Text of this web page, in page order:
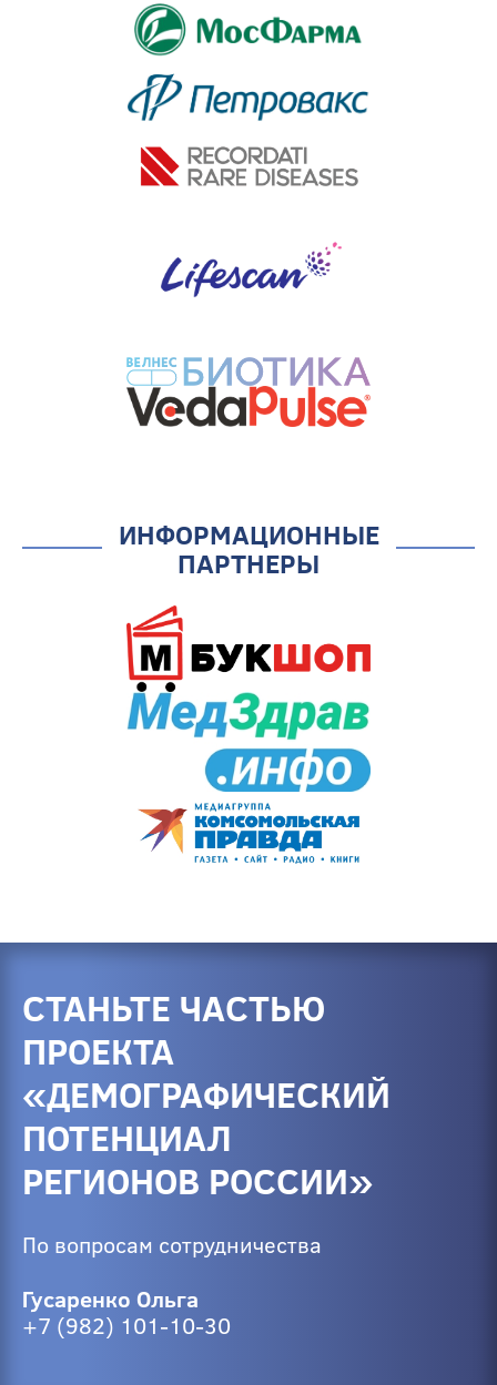
ИНФОРМАЦИОННЫЕ
ПАРТНЕРЫ
СТАНЬТЕ ЧАСТЬЮ
ПРОЕКТА
«ДЕМОГРАФИЧЕСКИЙ
ПОТЕНЦИАЛ
РЕГИОНОВ РОССИИ»
По вопросам сотрудничества
Гусаренко Ольга
+7 (982) 101-10-30